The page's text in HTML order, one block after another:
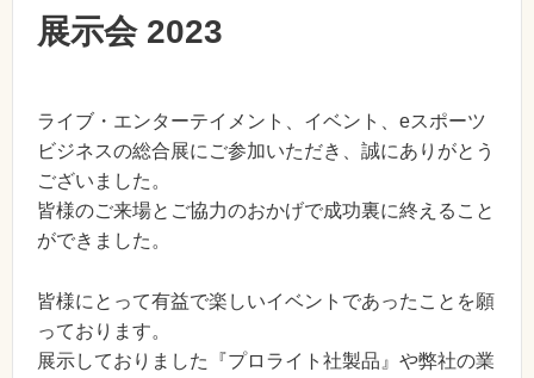
展示会 2023
ライブ・エンターテイメント、イベント、eスポーツ
ビジネスの総合展にご参加いただき、誠にありがとう
ございました。
皆様のご来場とご協力のおかげで成功裏に終えること
ができました。
皆様にとって有益で楽しいイベントであったことを願
っております。
展示しておりました『プロライト社製品』や弊社の業